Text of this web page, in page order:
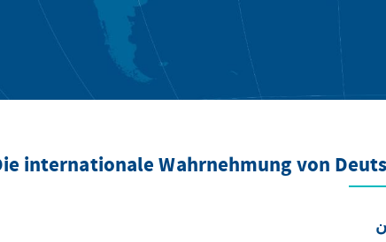
internationale Wahrnehmung von